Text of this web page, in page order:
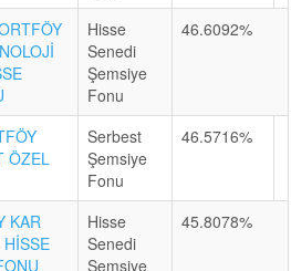
Hisse
Senedi
Şemsiye
Fonu
46.6092%
ÖZEL
Serbest
Şemsiye
Fonu
46.5716%
KAR
HİSSE
Hisse
Senedi
Şemsiye
45.8078%